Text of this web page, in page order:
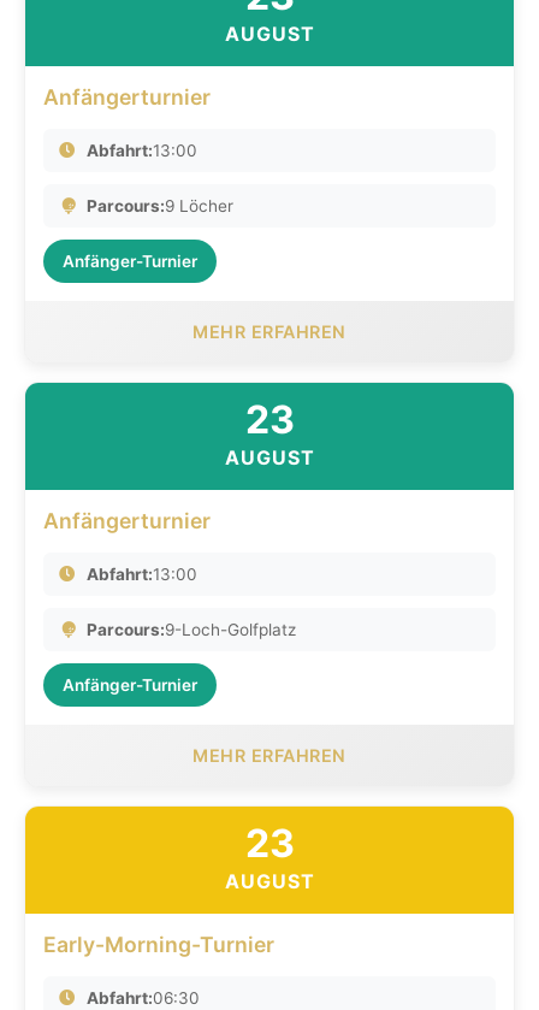
AUGUST
Anfängerturnier
Abfahrt:13:00
Parcours:9 Löcher
Anfänger-Turnier
MEHR ERFAHREN
23
AUGUST
Anfängerturnier
Abfahrt:13:00
Parcours:9-Loch-Golfplatz
Anfänger-Turnier
MEHR ERFAHREN
23
AUGUST
Early-Morning-Turnier
Abfahrt:06:30